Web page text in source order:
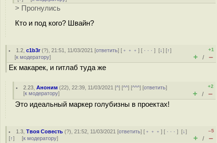
> Прогнулись
Кто и под кого? Швайн?
1.2 ,c1b3r(?), 21:51, 11/03/2021 [ответить] [ ﹢﹢﹢] [ · · ·][↓] [↑]
[к модератору]
+1
+ / –
Ек макарек, и гитлаб туда же
2.23 ,Аноним (22), 22:39, 11/03/2021 [^] [^^] [^^^] [ответить]
[к модератору]
+2
+ / –
Это идеальный маркер голубизны в проектах!
1.3 ,Твоя Совесть (?), 21:52, 11/03/2021 [ответить] [ ﹢﹢﹢] [ · · ·][↓]
[↑] [к модератору]
–5
+ / –